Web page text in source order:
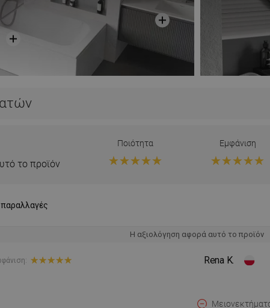
το προϊόν
Ποιότητα Εμφάνιση
Η αξιολόγηση αφορά αυτό το προϊόν
Rena K.